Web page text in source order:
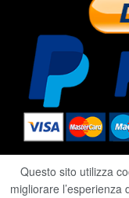
Questo sito utilizza
migliorare